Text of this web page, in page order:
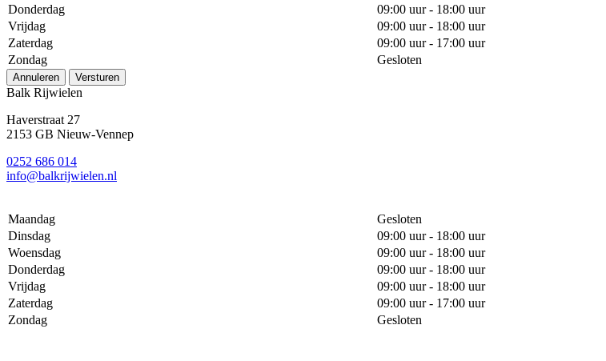
Donderdag
09:00 uur - 18:00 uur
Vrijdag
09:00 uur - 18:00 uur
Zaterdag
09:00 uur - 17:00 uur
Zondag
Gesloten
Annuleren Versturen
Balk Rijwielen
Haverstraat 27
2153 GB Nieuw-Vennep
0252 686 014
info@balkrijwielen.nl
Maandag
Gesloten
Dinsdag
09:00 uur - 18:00 uur
Woensdag
09:00 uur - 18:00 uur
Donderdag
09:00 uur - 18:00 uur
Vrijdag
09:00 uur - 18:00 uur
Zaterdag
09:00 uur - 17:00 uur
Zondag
Gesloten